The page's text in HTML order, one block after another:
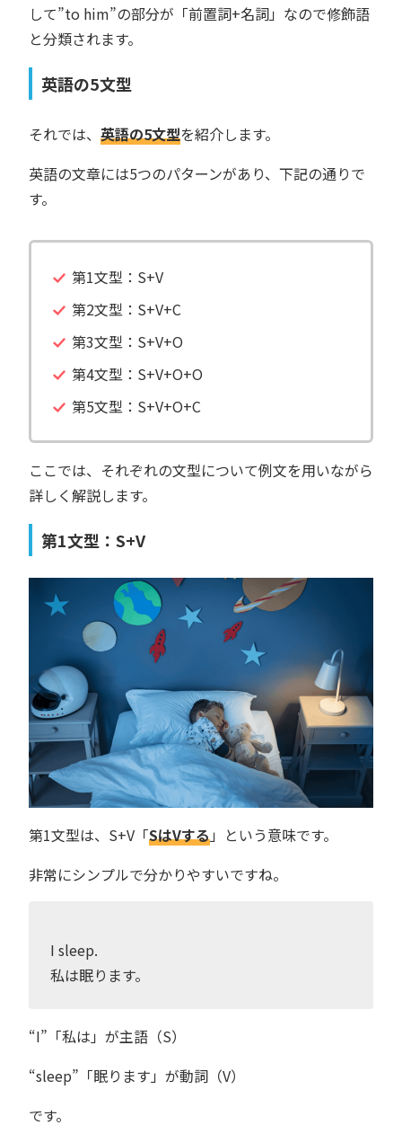
して”to him”の部分が「前置詞+名詞」なので修飾語
と分類されます。
英語の5文型
それでは、 英語の5文型を紹介します。
英語の文章には5つのパターンがあり、下記の通りで
す。
第1文型：S+V
第2文型：S+V+C
第3文型：S+V+O
第4文型：S+V+O+O
第5文型：S+V+O+C
ここでは、それぞれの文型について例文を用いながら
詳しく解説します。
第1文型：S+V
第1文型は、S+V「SはVする」という意味です。
非常にシンプルで分かりやすいですね。
I sleep.
私は眠ります。
“I”「私は」が主語（S）
“sleep”「眠ります」が動詞（V）
です。